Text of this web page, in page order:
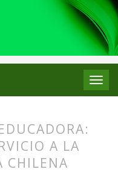
Reseñas bibliográficas
A LA
CHILENA